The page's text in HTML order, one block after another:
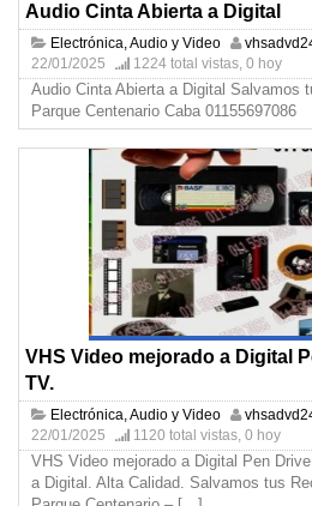
Audio Cinta Abierta a Digital
Electrónica, Audio y Video
22/01/2025
1224 total vistas, 0 hoy
Audio Cinta Abierta a Digital Salvamos
Parque Centenario Caba 01155697086
VHS Video mejorado a Digital
TV.
Electrónica, Audio y Video
22/01/2025
1120 total vistas, 0 hoy
VHS Video mejorado a Digital Pen
a Digital. Alta Calidad. Salvamos tus